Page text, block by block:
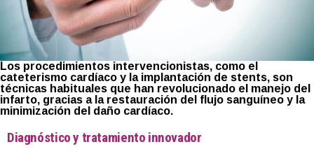
Los procedimientos intervencionistas, como el
cateterismo cardíaco y la implantación de stents, son
técnicas habituales que han revolucionado el manejo del
infarto, gracias a la restauración del flujo sanguíneo y la
minimización del daño cardíaco.
Diagnóstico y tratamiento innovador